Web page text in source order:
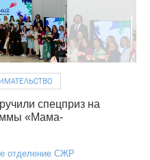
спецприз на
«Мама-
отделение СЖР